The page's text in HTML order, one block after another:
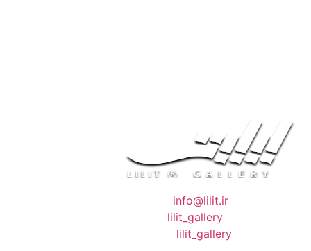
info@lilit.ir
lilit_gallery
lilit_gallery